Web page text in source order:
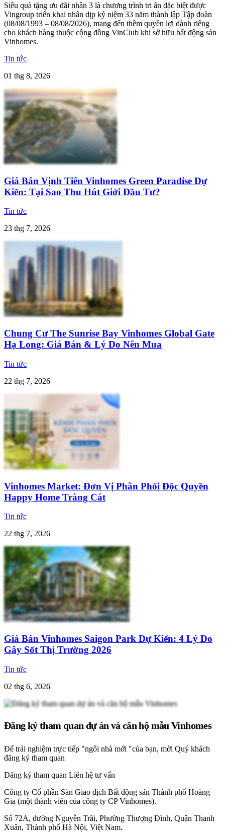
Siêu quà tặng ưu đãi nhân 3 là chương trình tri ân đặc biệt được
Vingroup triển khai nhân dịp kỷ niệm 33 năm thành lập Tập đoàn
(08/08/1993 – 08/08/2026), mang đến thêm quyền lợi dành riêng
cho khách hàng thuộc cộng đồng VinClub khi sở hữu bất động sản
Vinhomes.
Tin tức
01 thg 8, 2026
Giá Bán Vịnh Tiên Vinhomes Green Paradise Dự
Kiến: Tại Sao Thu Hút Giới Đầu Tư?
Tin tức
23 thg 7, 2026
Chung Cư The Sunrise Bay Vinhomes Global Gate
Hạ Long: Giá Bán & Lý Do Nên Mua
Tin tức
22 thg 7, 2026
Vinhomes Market: Đơn Vị Phân Phối Độc Quyền
Happy Home Tràng Cát
Tin tức
22 thg 7, 2026
Giá Bán Vinhomes Saigon Park Dự Kiến: 4 Lý Do
Gây Sốt Thị Trường 2026
Tin tức
02 thg 6, 2026
Đăng ký tham quan dự án và căn hộ mẫu Vinhomes
Để trải nghiệm trực tiếp "ngôi nhà mới "của bạn, mời Quý khách
đăng ký tham quan
Đăng ký tham quan Liên hệ tư vấn
Công ty Cổ phần Sàn Giao dịch Bất động sản Thành phố Hoàng
Gia (một thành viên của công ty CP Vinhomes).
Số 72A, đường Nguyễn Trãi, Phường Thượng Đình, Quận Thanh
Xuân, Thành phố Hà Nội, Việt Nam.